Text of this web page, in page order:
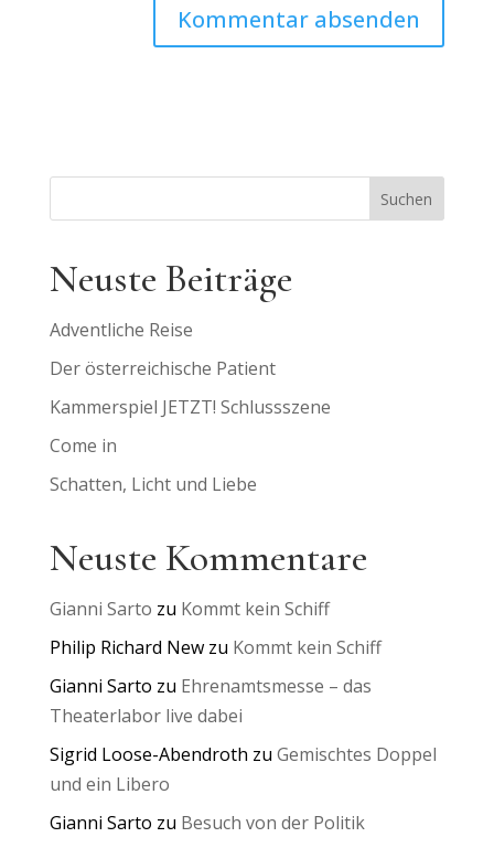
Suchen
Neuste Beiträge
Adventliche Reise
Der österreichische Patient
Kammerspiel JETZT! Schlussszene
Come in
Schatten, Licht und Liebe
Neuste Kommentare
Gianni Sarto zu Kommt kein Schiff
Philip Richard Newzu Kommt kein Schiff
Gianni Sarto zu Ehrenamtsmesse – das
Theaterlabor live dabei
Sigrid Loose-Abendroth zu Gemischtes Doppel
und ein Libero
Gianni Sarto zu Besuch von der Politik